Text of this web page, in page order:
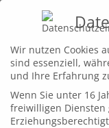
Wir nutzen Cookies
sind essenziell,
und Ihre Erfahrung
Wenn Sie unter 16
freiwilligen Diensten